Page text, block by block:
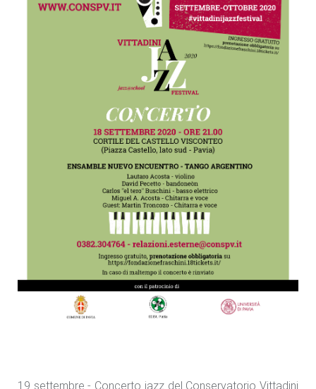
19 settembre - Concerto jazz del Conservatorio Vittadini